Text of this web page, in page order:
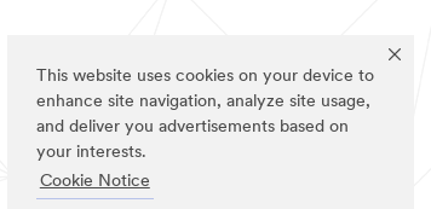
This website uses cookies on your device to
enhance site navigation, analyze site usage,
and deliver you advertisements based on
your interests.
Cookie Notice